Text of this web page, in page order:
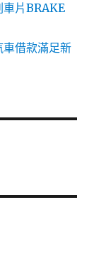
車片BRAKE
借款滿足新